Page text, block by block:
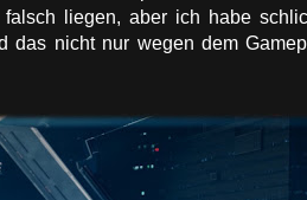
liegen, aber ich habe
nicht nur wegen dem